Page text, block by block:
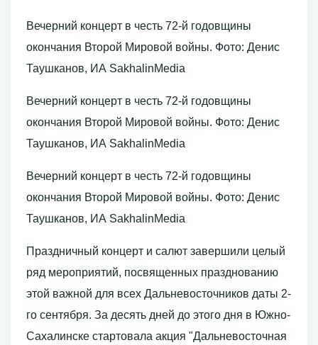
Вечерний концерт в честь 72-й годовщины
окончания Второй Мировой войны. Фото: Денис
Таушканов, ИА SakhalinMedia
Вечерний концерт в честь 72-й годовщины
окончания Второй Мировой войны. Фото: Денис
Таушканов, ИА SakhalinMedia
Вечерний концерт в честь 72-й годовщины
окончания Второй Мировой войны. Фото: Денис
Таушканов, ИА SakhalinMedia
Праздничный концерт и салют завершили целый
ряд мероприятий, посвященных празднованию
этой важной для всех Дальневосточников даты 2-
го сентября. За десять дней до этого дня в Южно-
Сахалинске стартовала акция "Дальневосточная